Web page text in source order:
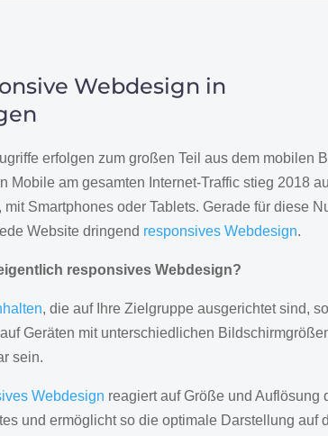
Webdesign in
erfolgen zum großen Teil aus dem mobilen
Mobile am gesamten Internet-Traffic stieg 2018
mit Smartphones oder Tablets. Gerade für diese
Website dringend responsives Webdesign.
responsives Webdesign?
, die auf Ihre Zielgruppe ausgerichtet sind,
Geräten mit unterschiedlichen
sein.
Webdesign reagiert auf Größe und Auflösung
und ermöglicht so die optimale Darstellung auf